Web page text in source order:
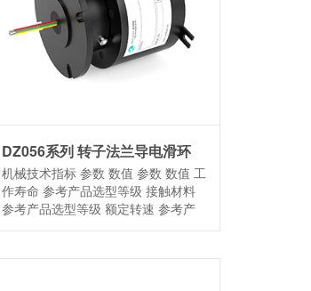
DZ056系列 转子法兰导电滑环
机械技术指标 参数 数值 参数 数值 工
作寿命 参考产品选型等级 接触材料
参考产品选型等级 额定转速 参考产
[…]